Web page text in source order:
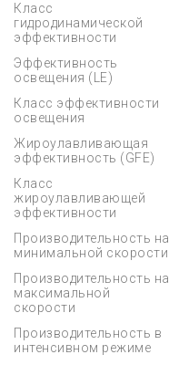
Класс
гидродинамической
эффективности
Эффективность
освещения (LE)
Класс эффективности
освещения
Жироулавливающая
эффективность (GFE)
Класс
жироулавливающей
эффективности
Производительность на
минимальной скорости
Производительность на
максимальной
скорости
Производительность в
интенсивном режиме